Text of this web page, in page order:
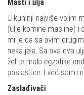
Masti i ulja
U kuhinji najviše volim
(ulje komine masline) i
mi je da sa ovim
neka jela. Sa ova dva
želite malo egzotike
poslastice. I već sam
Zaslađivači